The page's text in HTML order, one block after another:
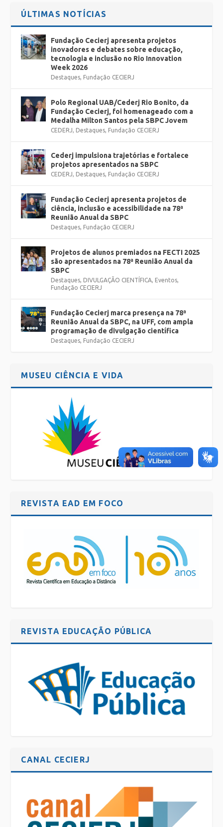
ÚLTIMAS NOTÍCIAS
Fundação Cecierj apresenta projetos
inovadores e debates sobre educação,
tecnologia e inclusão no Rio Innovation
Week 2026
Destaques, Fundação CECIERJ
Polo Regional UAB/Cederj Rio Bonito, da
Fundação Cecierj, foi homenageado com a
Medalha Milton Santos pela SBPC Jovem
CEDERJ, Destaques, Fundação CECIERJ
Cederj impulsiona trajetórias e fortalece
projetos apresentados na SBPC
CEDERJ, Destaques, Fundação CECIERJ
Fundação Cecierj apresenta projetos de
ciência, inclusão e acessibilidade na 78ª
Reunião Anual da SBPC
Destaques, Fundação CECIERJ
Projetos de alunos premiados na FECTI 2025
são apresentados na 78ª Reunião Anual da
SBPC
Destaques, DIVULGAÇÃO CIENTÍFICA, Eventos,
Fundação CECIERJ
Fundação Cecierj marca presença na 78ª
Reunião Anual da SBPC, na UFF, com ampla
programação de divulgação científica
Destaques, Fundação CECIERJ
MUSEU CIÊNCIA E VIDA
REVISTA EAD EM FOCO
REVISTA EDUCAÇÃO PÚBLICA
CANAL CECIERJ